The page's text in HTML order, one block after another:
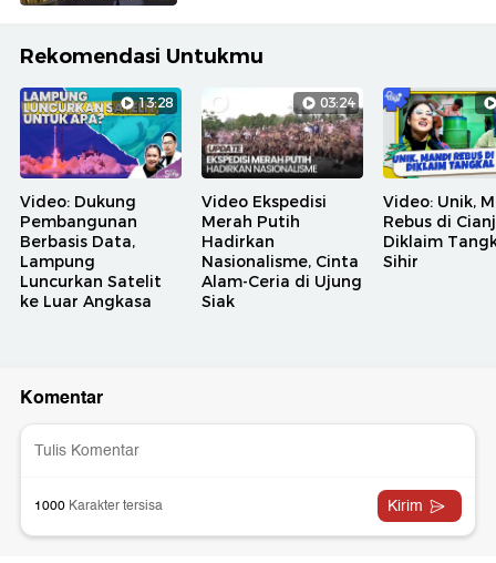
Rekomendasi Untukmu
13:28
Video: Dukung
Pembangunan
Berbasis Data,
Lampung
Luncurkan Satelit
ke Luar Angkasa
03:24
Video Ekspedisi
Merah Putih
Hadirkan
Nasionalisme, Cinta
Alam-Ceria di Ujung
Siak
Video: Unik,
Rebus di
Diklaim
Sihir